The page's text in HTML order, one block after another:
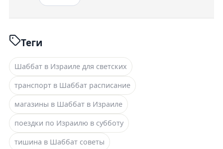
Теги
Шаббат в Израиле для светских
транспорт в Шаббат расписание
магазины в Шаббат в Израиле
поездки по Израилю в субботу
тишина в Шаббат советы